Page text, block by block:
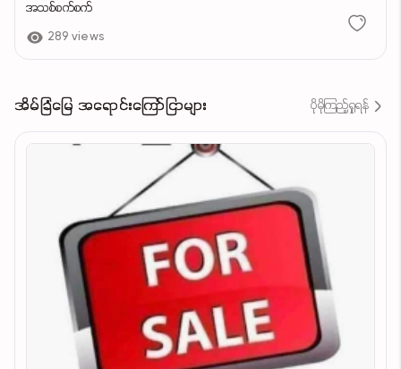
အသစ်စက်စက်
289 views
အိမ်ခြံမြေ အရောင်းကြော်ငြာများ ပိုမိုကြည့်ရှုရန်